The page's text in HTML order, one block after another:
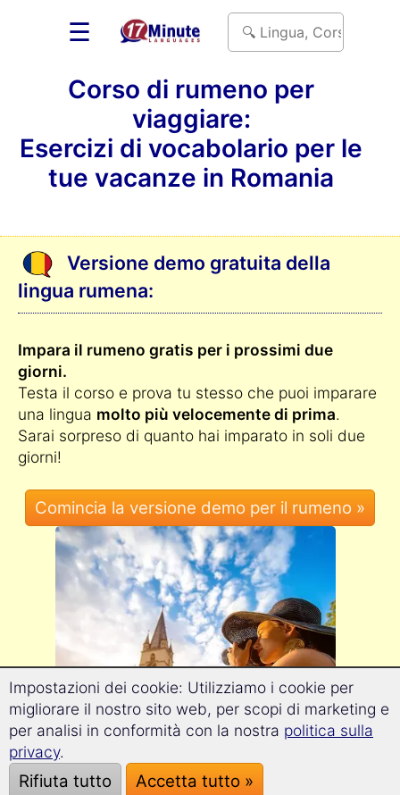
☰
Corso di rumeno per
viaggiare:
Esercizi di vocabolario per le
tue vacanze in Romania
Versione demo gratuita della
lingua rumena:
Impara il rumeno gratis per i prossimi due
giorni.
Testa il corso e prova tu stesso che puoi imparare
una lingua molto più velocemente di prima.
Sarai sorpreso di quanto hai imparato in soli due
giorni!
Impostazioni dei cookie: Utilizziamo i cookie per
migliorare il nostro sito web, per scopi di marketing e
per analisi in conformità con la nostra politica sulla
privacy.
Rifiuta tutto Accetta tutto »